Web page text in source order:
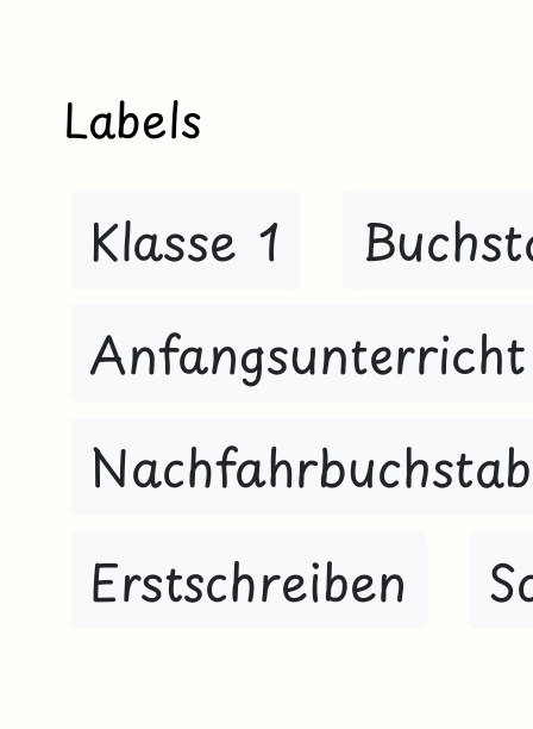
Labels
Klasse 1
Anfangsunterricht
Erstschreiben